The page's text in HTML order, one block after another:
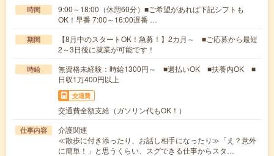
時間
9:00～18:00（休憩60分）■ご希望があれば下記シフトも
OK！早番 7:00～16:00遅番 …
期間
【8月中のスタートOK！急募！】2カ月～ ■ご応募から最短
2～3日後に就業が可能です！
時給
無資格未経験：時給1300円～ ■週払いOK ■扶養内OK ■
日収1万400円以上
交通費
交通費全額支給（ガソリン代もOK！）
仕事内容
介護関連
≪散歩に付き添ったり、お話し相手になったり≫「え？意外
に簡単！」と思うくらい、スグできる仕事からスタ…